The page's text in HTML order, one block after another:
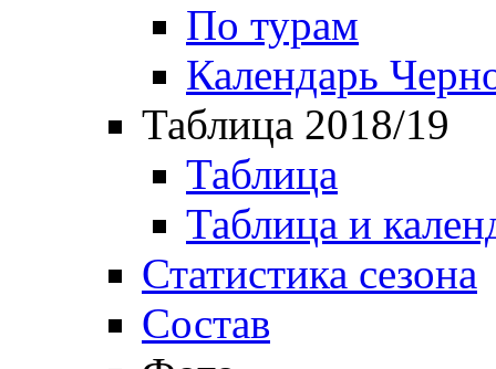
По турам
Календарь
Таблица 2018/19
Таблица
Таблица и
Статистика сезона
Состав